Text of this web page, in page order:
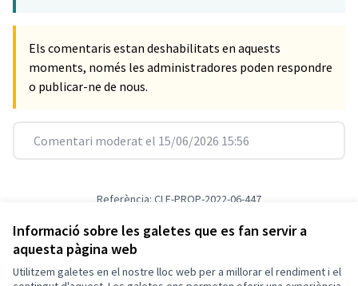
Informació sobre les galetes que es fan servir a
aquesta pàgina web
Utilitzem galetes en el nostre lloc web per a millorar el rendiment i el
Els comentaris estan deshabilitats en aquests
moments, només les administradores poden respondre
o publicar-ne de nous.
Comentari moderat el 15/06/2026 15:56
Referència: CLF-PROP-2022-06-447
Verifica l'empremta digital
Termes i condicions d'ús